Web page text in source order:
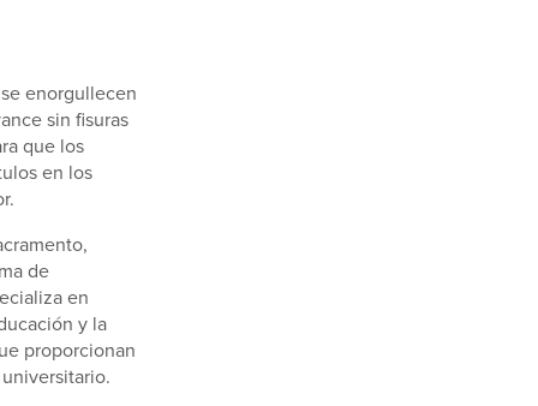
enorgullecen
sin fisuras
que los
en los
de
en
y la
proporcionan